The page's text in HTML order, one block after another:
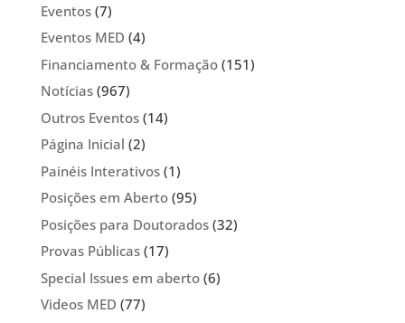
Eventos(7)
Eventos MED (4)
Financiamento & Formação(151)
Notícias(967)
Outros Eventos(14)
Página Inicial (2)
Painéis Interativos(1)
Posições em Aberto(95)
Posições para Doutorados(32)
Provas Públicas(17)
Special Issues em aberto(6)
Videos MED (77)